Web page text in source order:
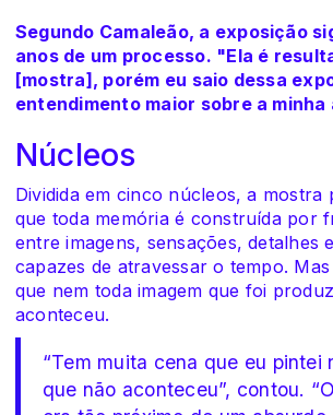
Segundo Camaleão, a exposição
anos de um processo. "Ela é
[mostra], porém eu saio dessa
entendimento maior sobre a minha
Núcleos
Dividida em cinco núcleos, a mostra
que toda memória é construída por
entre imagens, sensações, detalhes
capazes de atravessar o tempo.
que nem toda imagem que foi
aconteceu.
“Tem muita cena que eu pintei
que não aconteceu”, contou.